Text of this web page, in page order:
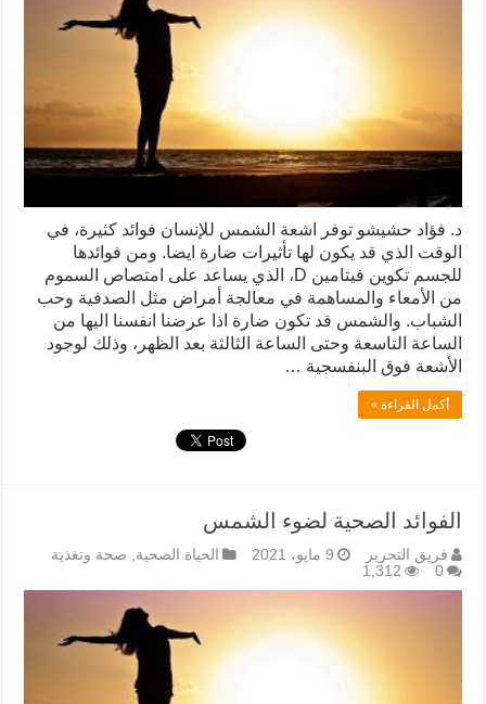
د. فؤاد حشيشو توفر اشعة الشمس للإنسان فوائد كثيرة، في
الوقت الذي قد يكون لها تأثيرات ضارة ايضا. ومن فوائدها
للجسم تكوين فيتامين D، الذي يساعد على امتصاص السموم
من الأمعاء والمساهمة في معالجة أمراض مثل الصدفية وحب
الشباب. والشمس قد تكون ضارة اذا عرضنا انفسنا اليها من
الساعة التاسعة وحتى الساعة الثالثة بعد الظهر، وذلك لوجود
الأشعة فوق البنفسجية …
أكمل القراءة »
الفوائد الصحية لضوء الشمس
فريق التحرير 9 مايو، 2021 الحياة الصحية
صحة وتغذية
0
1,312